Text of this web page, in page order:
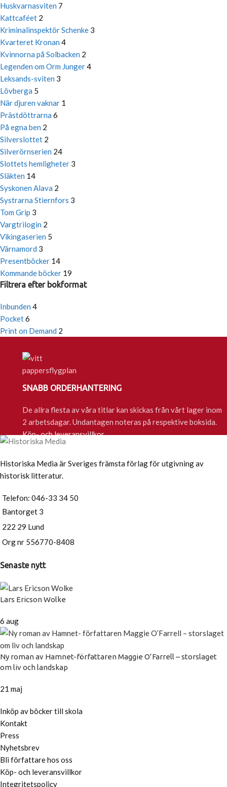
Huskvarnasviten 7
Kattcaféet 2
Kriminalinspektör Schenke 3
Kvarteret Kronan 4
Kvinnorna på Solbacken 2
Legenden om Orm Junger4
Leksands-sviten 3
Lövberga 5
När djuren vaknar 1
Prästdöttrarna 6
På egna ben 2
Silverslottet 2
Silverörnserien 24
Slottets hemligheter 3
Släkten 14
Syskonen Alava 2
Systrarna Stiernfors 3
Tom Grip 3
Vargtrilogin 2
Vikingaserien 5
Värnamord 3
Presentböcker 14
Kommande böcker 19
Filtrera efter bokformat
Inbunden 4
Pocket6
Print on Demand 2
SNABB ORDERHANTERING
De allra flesta av våra titlar kan skickas från vårt lager inom
2 arbetsdagar. Undantagen noteras på respektive boksida.
Köp- och leveransvillkor
Historiska Media är Sveriges främsta förlag för utgivning av
historisk litteratur.
Telefon: 046-33 34 50
Bantorget 3
222 29 Lund
Org nr 556770-8408
Senaste nytt
Lars Ericson Wolke
6 aug
Ny roman av Hamnet-författaren Maggie O’Farrell – storslaget
om liv och landskap
21 maj
Inköp av böcker till skola
Kontakt
Press
Nyhetsbrev
Bli författare hos oss
Köp- och leveransvillkor
Integritetspolicy